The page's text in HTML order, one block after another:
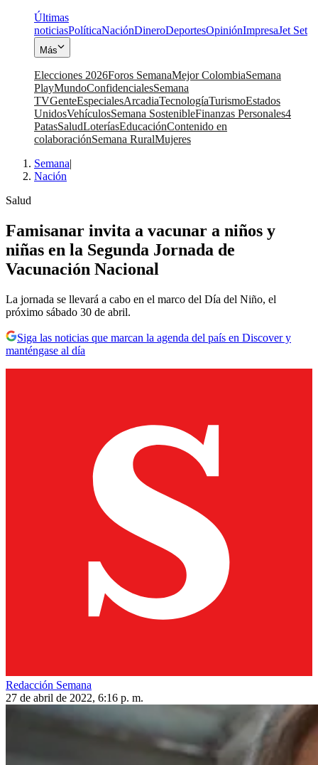
Últimas
noticiasPolíticaNaciónDineroDeportesOpiniónImpresaJet Set
Más
Elecciones 2026Foros SemanaMejor ColombiaSemana
PlayMundoConfidencialesSemana
TVGenteEspecialesArcadiaTecnologíaTurismoEstados
UnidosVehículosSemana SostenibleFinanzas Personales4
PatasSaludLoteríasEducaciónContenido en
colaboraciónSemana RuralMujeres
Semana|
Nación
Salud
Famisanar invita a vacunar a niños y
niñas en la Segunda Jornada de
Vacunación Nacional
La jornada se llevará a cabo en el marco del Día del Niño, el
próximo sábado 30 de abril.
Siga las noticias que marcan la agenda del país en Discover y
manténgase al día
Redacción Semana
27 de abril de 2022, 6:16 p. m.